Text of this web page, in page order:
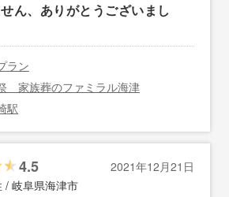
ん、ありがとうございまし
ラン
家族葬のファミラル海津
駅
4.5
2021年12月21日
/岐阜県海津市